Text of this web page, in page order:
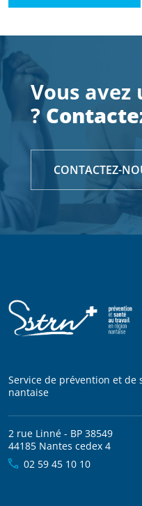
Vous avez
?
CONTACTEZ-
Service de prévention et de
nantaise
2 rue Linné - BP 38549
44185 Nantes cedex 4
02 59 45 10 10